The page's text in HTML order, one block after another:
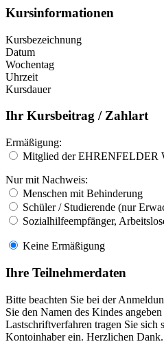
Kursinformationen
Kursbezeichnung
Datum
Wochentag
Uhrzeit
Kursdauer
Ihr Kursbeitrag / Zahlart
Ermäßigung:
Mitglied der EHRENFELDER
Nur mit Nachweis:
Menschen mit Behinderung
Schüler / Studierende (nur
Sozialhilfeempfänger,
Keine Ermäßigung
Ihre Teilnehmerdaten
Bitte beachten Sie bei der
Sie den Namen des Kindes
Lastschriftverfahren tragen Sie sich
Kontoinhaber ein. Herzlichen Dank.